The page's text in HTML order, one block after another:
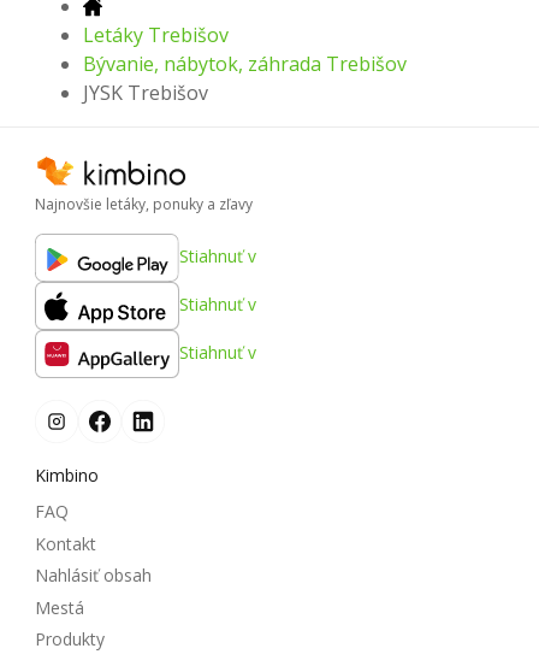
Letáky Trebišov
Bývanie, nábytok, záhrada Trebišov
JYSK Trebišov
Najnovšie letáky, ponuky a zľavy
Stiahnuť v
Stiahnuť v
Stiahnuť v
Kimbino
FAQ
Kontakt
Nahlásiť obsah
Mestá
Produkty